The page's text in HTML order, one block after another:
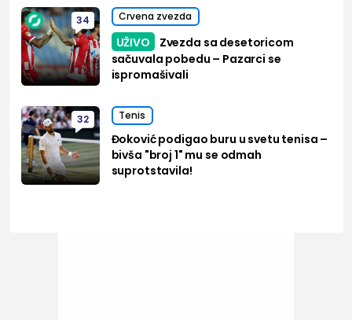
34 Crvena zvezda
UŽIVO
Zvezda sa desetoricom
sačuvala pobedu – Pazarci se
ispromašivali
32 Tenis
Đoković podigao buru u svetu tenisa –
bivša "broj 1" mu se odmah
suprotstavila!